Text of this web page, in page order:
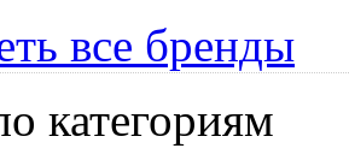
все бренды
категориям